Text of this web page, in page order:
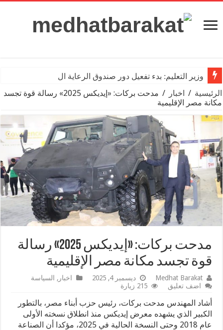
وزير التعليم: بدء تفعيل دور صندوق الرعاية الاجتماعية
الرئيسية / اخبار /
مدحت بركات: «إيديكس 2025» رسالة قوة تجسد
مكانة مصر الإقليمية
مدحت بركات: «إيديكس 2025» رسالة
قوة تجسد مكانة مصر الإقليمية
Medhat Barakat ديسمبر 4, 2025 اخبار, السياسة
اضف تعليق
215 زيارة
أشاد المهندس مدحت بركات، رئيس حزب أبناء مصر، بالتطور
الكبير الذي يشهده معرض إيديكس منذ انطلاق نسخته الأولى
عام 2018 وحتى النسخة الحالية في 2025، مؤكدا أن الصناعة